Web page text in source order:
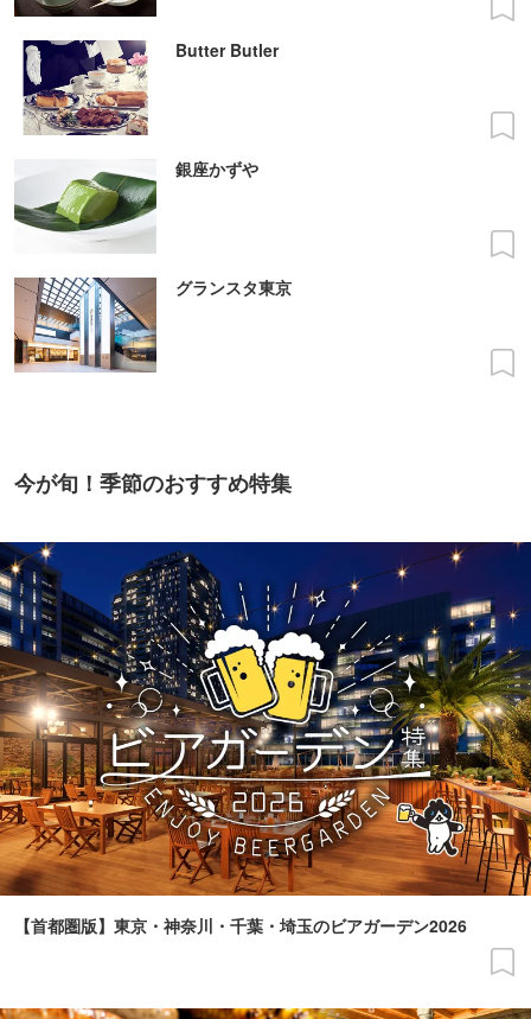
Butter Butler
銀座かずや
グランスタ東京
今が旬！季節のおすすめ特集
【首都圏版】東京・神奈川・千葉・埼玉のビアガーデン2026